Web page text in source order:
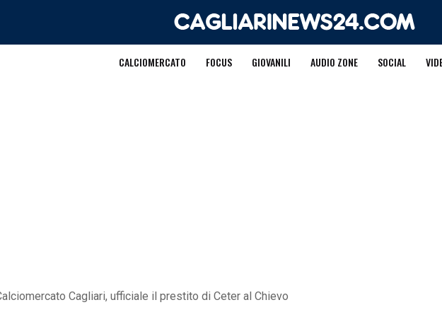
CALCIOMERCATO FOCUS GIOVANILI AUDIO ZONE SOCIAL
Cagliari, ufficiale il prestito di Ceter al Chievo